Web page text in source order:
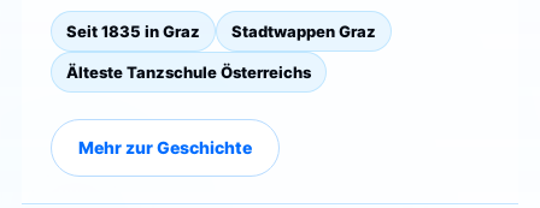
Seit 1835 in Graz Stadtwappen Graz
Älteste Tanzschule Österreichs
Mehr zur Geschichte